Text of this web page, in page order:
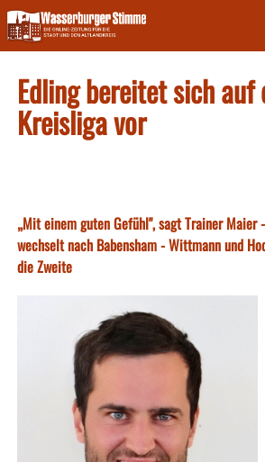
Skip
to
content
Edling bereitet sich auf
Kreisliga vor
„Mit einem guten Gefühl", sagt Trainer Maier
wechselt nach Babensham - Wittmann und
die Zweite